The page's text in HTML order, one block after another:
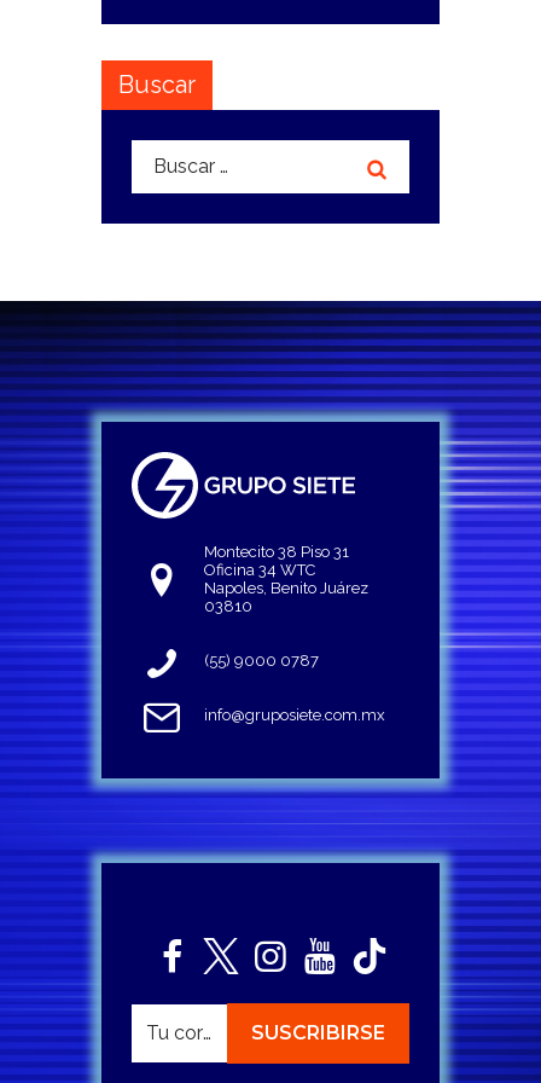
Buscar
Buscar:
Montecito 38 Piso 31
Oficina 34 WTC
Napoles, Benito Juárez
03810
(55) 9000 0787
info@gruposiete.com.mx